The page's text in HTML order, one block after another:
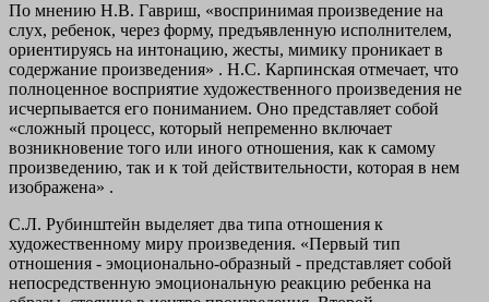
По мнению Н.В. Гавриш, «воспринимая произведение на
слух, ребенок, через форму, предъявленную исполнителем,
ориентируясь на интонацию, жесты, мимику проникает в
содержание произведения» . Н.С. Карпинская отмечает, что
полноценное восприятие художественного произведения не
исчерпывается его пониманием. Оно представляет собой
«сложный процесс, который непременно включает
возникновение того или иного отношения, как к самому
произведению, так и к той действительности, которая в нем
изображена» .
С.Л. Рубинштейн выделяет два типа отношения к
художественному миру произведения. «Первый тип
отношения - эмоционально-образный - представляет собой
непосредственную эмоциональную реакцию ребенка на